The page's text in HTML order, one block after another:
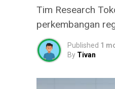
Tim Research
perkembangan
Published 1
By Tivan